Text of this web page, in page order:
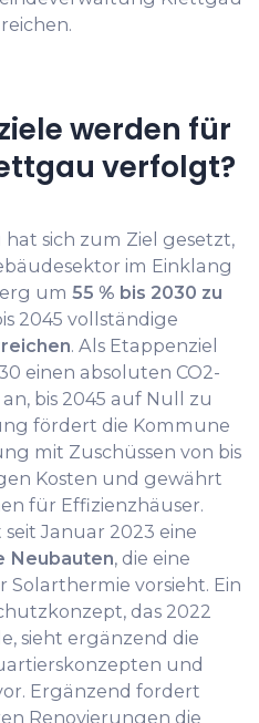
werden für
verfolgt?
sich zum Ziel gesetzt,
im Einklang
um 55 % bis 2030 zu
2045 vollständige
. Als Etappenziel
einen absoluten CO2-
bis 2045 auf Null zu
fördert die Kommune
mit Zuschüssen von bis
Kosten und gewährt
für Effizienzhäuser.
Januar 2023 eine
Neubauten, die eine
vorsieht. Ein
das 2022
sieht ergänzend die
und
Ergänzend fordert
Renovierungen die